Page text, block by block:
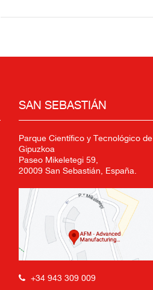
SAN SEBASTIÁN
Parque Científico y Tecnológico de
Gipuzkoa
Paseo Mikeletegi 59,
20009 San Sebastián, España.
+34 943 309 009